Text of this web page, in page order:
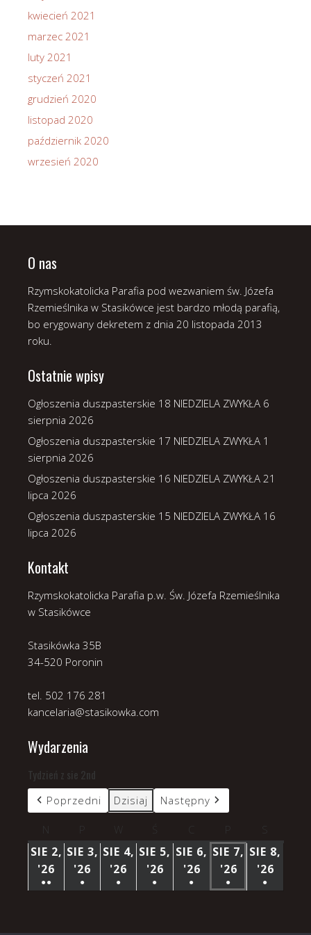
kwiecień 2021
marzec 2021
luty 2021
styczeń 2021
grudzień 2020
listopad 2020
październik 2020
wrzesień 2020
O nas
Rzymskokatolicka Parafia pod wezwaniem św. Józefa
Rzemieślnika w Stasikówce jest bardzo młodą parafią,
bo erygowany dekretem z dnia 20 listopada 2013
roku.
Ostatnie wpisy
Ogłoszenia duszpasterskie 18 NIEDZIELA ZWYKŁA 6
sierpnia 2026
Ogłoszenia duszpasterskie 17 NIEDZIELA ZWYKŁA 1
sierpnia 2026
Ogłoszenia duszpasterskie 16 NIEDZIELA ZWYKŁA 21
lipca 2026
Ogłoszenia duszpasterskie 15 NIEDZIELA ZWYKŁA 16
lipca 2026
Kontakt
Rzymskokatolicka Parafia p.w. Św. Józefa Rzemieślnika
w Stasikówce
Stasikówka 35B
34-520 Poronin
tel. 502 176 281
kancelaria@stasikowka.com
Wydarzenia
Tydzień z sie 2nd
Poprzedni Dzisiaj Następny
SIE 2,
'26
SIERPNIA
●●
SIE 3,
'26
SIERPNIA
●
SIE 4,
'26
SIERPNIA
●
SIE 5,
'26
SIERPNIA
●
SIE 6,
'26
SIERPNIA
●
SIE 7,
'26
SIERPNIA
●
SIE 8,
'26
●